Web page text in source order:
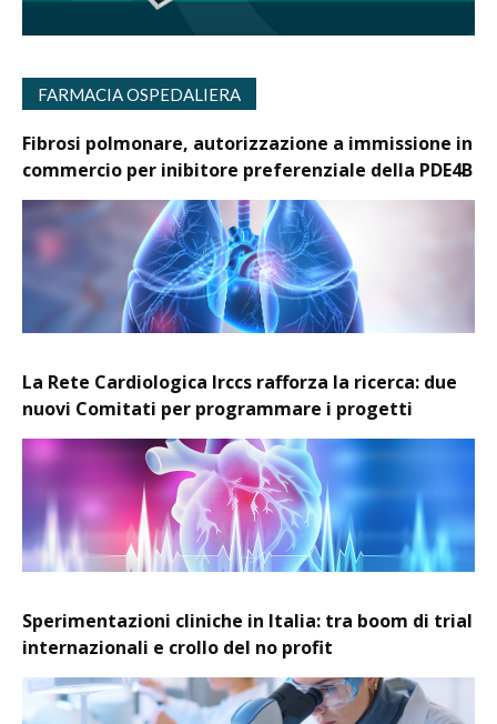
FARMACIA OSPEDALIERA
Fibrosi polmonare, autorizzazione a immissione in
commercio per inibitore preferenziale della PDE4B
La Rete Cardiologica Irccs rafforza la ricerca: due
nuovi Comitati per programmare i progetti
Sperimentazioni cliniche in Italia: tra boom di trial
internazionali e crollo del no profit